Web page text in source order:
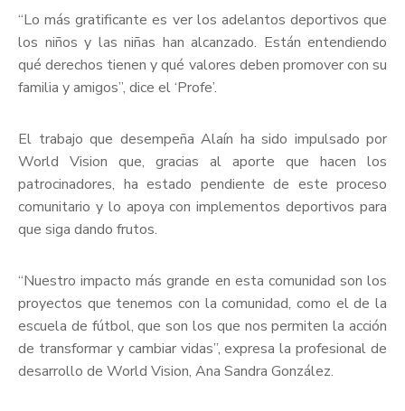
“Lo más gratificante es ver los adelantos deportivos que
los niños y las niñas han alcanzado. Están entendiendo
qué derechos tienen y qué valores deben promover con su
familia y amigos”, dice el ‘Profe’.
El trabajo que desempeña Alaín ha sido impulsado por
World Vision que, gracias al aporte que hacen los
patrocinadores, ha estado pendiente de este proceso
comunitario y lo apoya con implementos deportivos para
que siga dando frutos.
“Nuestro impacto más grande en esta comunidad son los
proyectos que tenemos con la comunidad, como el de la
escuela de fútbol, que son los que nos permiten la acción
de transformar y cambiar vidas”, expresa la profesional de
desarrollo de World Vision, Ana Sandra González.